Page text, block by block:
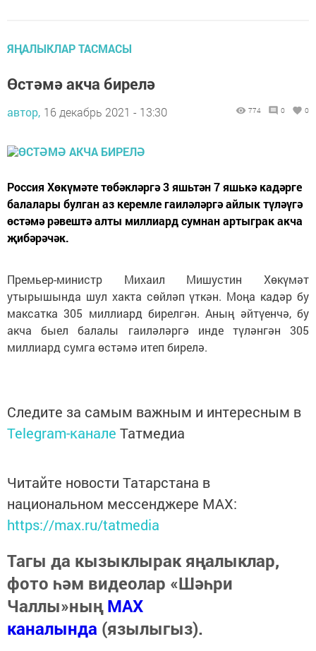
ЯҢАЛЫКЛАР ТАСМАСЫ
Өстәмә акча бирелә
автор, 16 декабрь 2021 - 13:30 774 0 0
Россия Хөкүмәте төбәкләргә 3 яшьтән 7 яшькә кадәрге
балалары булган аз керемле гаиләләргә айлык түләүгә
өстәмә рәвештә алты миллиард сумнан артыграк акча
җибәрәчәк.
Премьер-министр Михаил Мишустин Хөкүмәт
утырышында шул хакта сөйләп үткән. Моңа кадәр бу
максатка 305 миллиард бирелгән. Аның әйтүенчә, бу
акча быел балалы гаиләләргә инде түләнгән 305
миллиард сумга өстәмә итеп бирелә.
Следите за самым важным и интересным в
Telegram-канале Татмедиа
Читайте новости Татарстана в
национальном мессенджере MАХ:
https://max.ru/tatmedia
Тагы да кызыклырак яңалыклар,
фото һәм видеолар «Шәһри
Чаллы»ныңMAX
каналында (язылыгыз).